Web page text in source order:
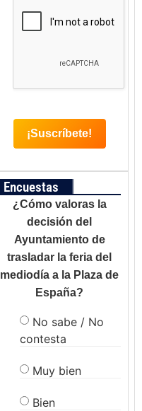
Encuestas
¿Cómo valoras la
decisión del
Ayuntamiento de
trasladar la feria del
mediodía a la Plaza de
España?
No sabe / No
contesta
Muy bien
Bien